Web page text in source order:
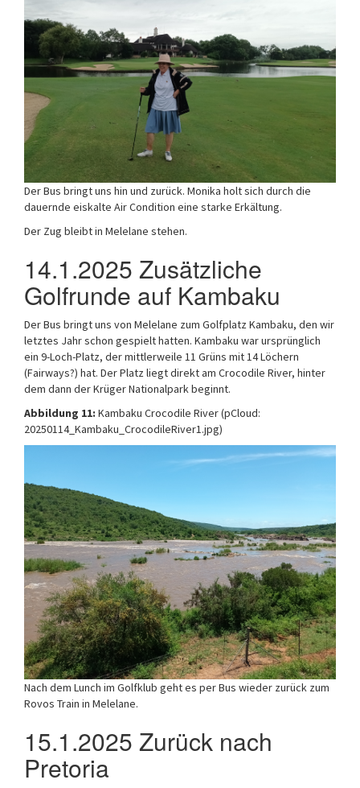
Der Bus bringt uns hin und zurück. Monika holt sich durch die
dauernde eiskalte Air Condition eine starke Erkältung.
Der Zug bleibt in Melelane stehen.
14.1.2025 Zusätzliche
Golfrunde auf Kambaku
Der Bus bringt uns von Melelane zum Golfplatz Kambaku, den wir
letztes Jahr schon gespielt hatten. Kambaku war ursprünglich
ein 9-Loch-Platz, der mittlerweile 11 Grüns mit 14 Löchern
(Fairways?) hat. Der Platz liegt direkt am Crocodile River, hinter
dem dann der Krüger Nationalpark beginnt.
Abbildung 11: Kambaku Crocodile River (pCloud:
20250114_Kambaku_CrocodileRiver1.jpg)
Nach dem Lunch im Golfklub geht es per Bus wieder zurück zum
Rovos Train in Melelane.
15.1.2025 Zurück nach
Pretoria